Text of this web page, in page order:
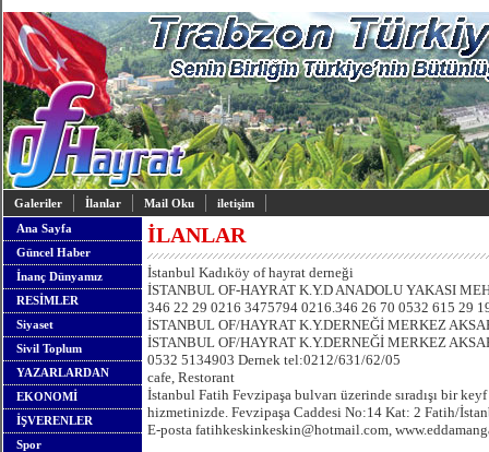
Galeriler İlanlar Mail Oku
iletişim
Ana Sayfa
Güncel Haber
İnanç Dünyamız
RESİMLER
Siyaset
Sivil Toplum
YAZARLARDAN
EKONOMİ
İŞVERENLER
Spor
İLANLAR
İstanbul Kadıköy of hayrat derneği
İSTANBUL OF-HAYRAT K.Y.D ANADOLU YAKASI
346 22 29 0216 3475794 0216.346 26 70 0532 615 29
İSTANBUL OF/HAYRAT K.Y.DERNEĞİ MERKEZ
İSTANBUL OF/HAYRAT K.Y.DERNEĞİ MERKEZ
0532 5134903 Dernek tel:0212/631/62/05
cafe, Restorant
İstanbul Fatih Fevzipaşa bulvarı üzerinde sıradışı bir
hizmetinizde. Fevzipaşa Caddesi No:14 Kat: 2 Fatih/
E-posta fatihkeskinkeskin@hotmail.com,